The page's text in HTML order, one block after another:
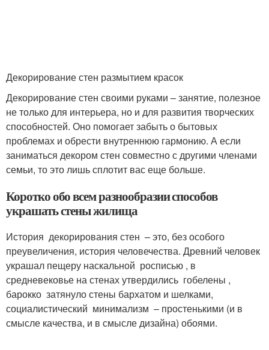
Декорирование стен размытием красок
Декорирование стен своими руками – занятие, полезное
не только для интерьера, но и для развития творческих
способностей. Оно помогает забыть о бытовых
проблемах и обрести внутреннюю гармонию. А если
заниматься декором стен совместно с другими членами
семьи, то это лишь сплотит вас еще больше.
Коротко обо всем разнообразии способов
украшать стены жилища
История декорирования стен – это, без особого
преувеличения, история человечества. Древний человек
украшал пещеру наскальной росписью , в
средневековье на стенах утвердились гобелены ,
барокко затянуло стены бархатом и шелками,
социалистический минимализм – простенькими (и в
смысле качества, и в смысле дизайна) обоями.